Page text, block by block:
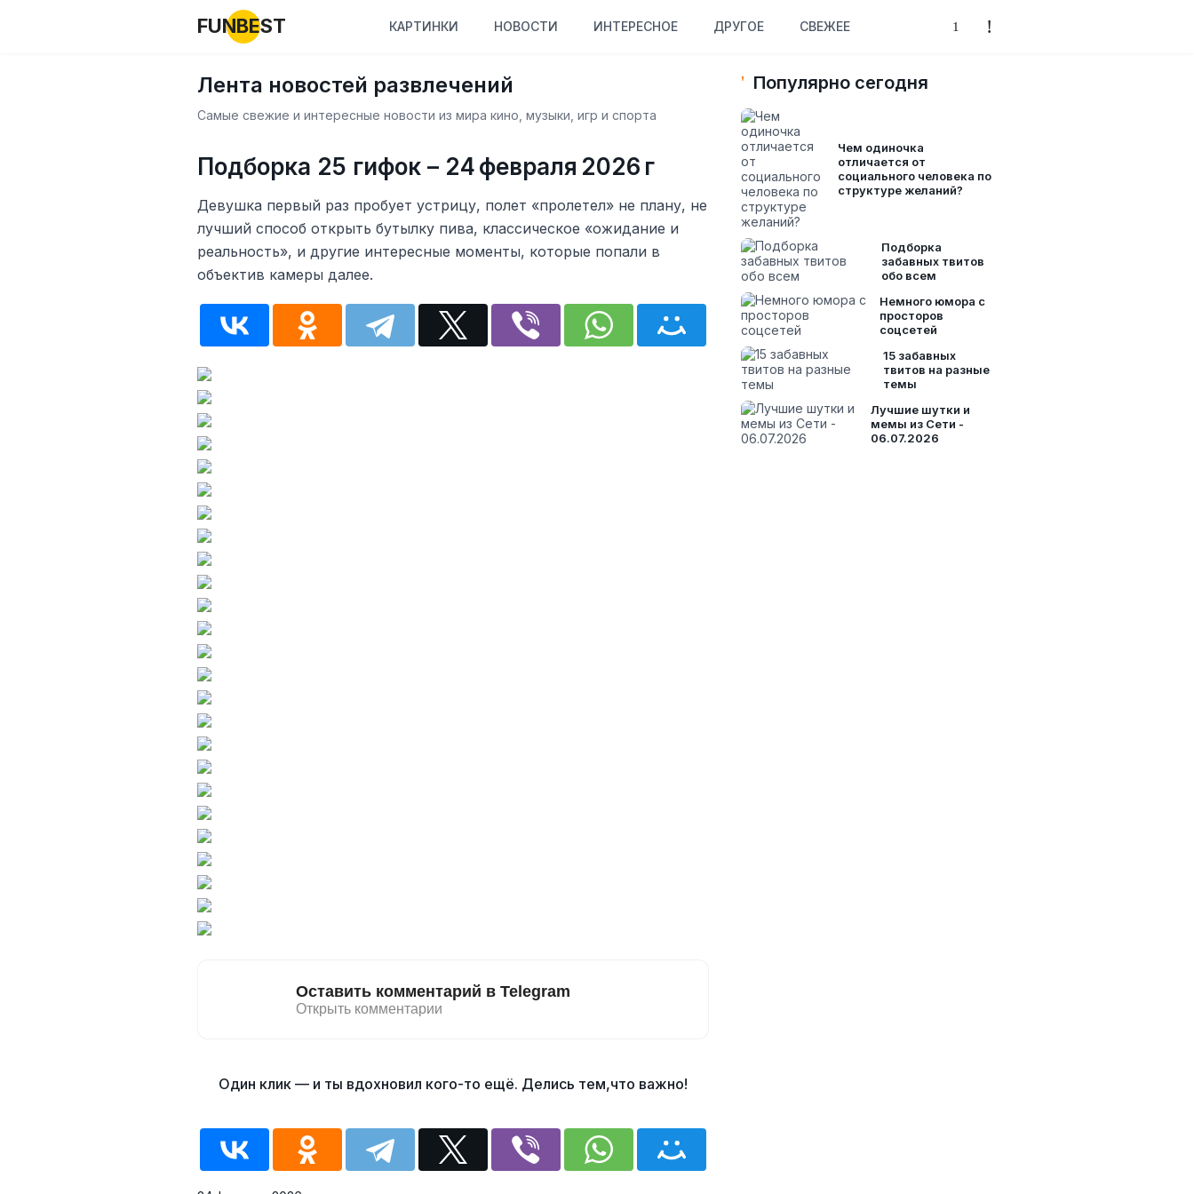
FUNBEST КАРТИНКИ НОВОСТИ ИНТЕРЕСНОЕ ДРУГОЕ СВЕЖЕЕ
Лента новостей развлечений
Самые свежие и интересные новости из мира кино, музыки, игр и спорта
Подборка 25 гифок – 24 февраля 2026 г
Девушка первый раз пробует устрицу, полет «пролетел» не плану, не
лучший способ открыть бутылку пива, классическое «ожидание и
реальность», и другие интересные моменты, которые попали в
объектив камеры далее.
Популярно сегодня
Чем одиночка
отличается от
социального человека по
структуре желаний?
Подборка
забавных твитов
обо всем
Немного юмора с
просторов
соцсетей
15 забавных
твитов на разные
темы
Лучшие шутки и
мемы из Сети -
06.07.2026